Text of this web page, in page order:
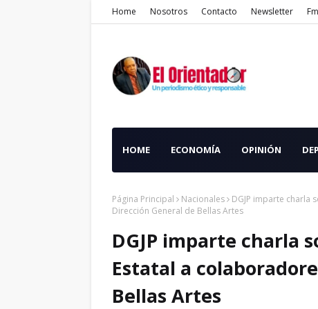
Home Nosotros Contacto Newsletter
HOME ECONOMÍA OPINIÓN
Página Principal Nacionales
DGJP imparte charla
Dirección General de Bellas Artes
DGJP imparte charla
Estatal a
Bellas Artes